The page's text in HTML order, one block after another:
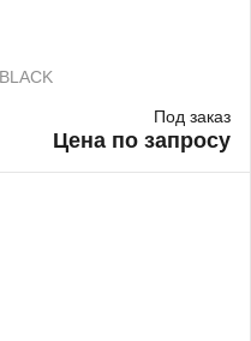
Под заказ
Цена по запросу